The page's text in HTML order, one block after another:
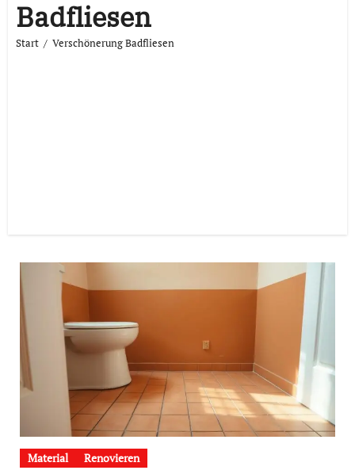
Badfliesen
Start Verschönerung Badfliesen
Material Renovieren